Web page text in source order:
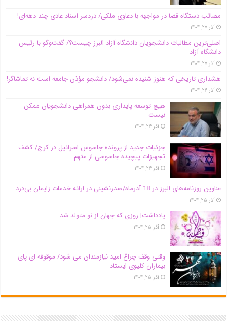
مصائب دستگاه قضا در مواجهه با دعاوی ملکی/ دردسر اسناد عادی چند‌ دهه‌ای!
آذر ۲۷, ۱۴۰۴
اصلی‌ترین مطالبات دانشجویان دانشگاه آزاد البرز چیست؟/ گفت‌وگو با رئیس
دانشگاه آز‌اد
آذر ۲۷, ۱۴۰۴
هشداری تاریخی که هنوز شنیده نمی‌شود/ دانشجو مؤذن جامعه است نه تماشاگر!
آذر ۲۶, ۱۴۰۴
هیچ توسعه پایداری بدون همراهی دانشجویان ممکن
نیست
آذر ۲۶, ۱۴۰۴
جزئیات جدید از پرونده جاسوس اسرائیل در کرج/‌ کشف
تجهیزات پیچیده جاسوسی از متهم
آذر ۲۶, ۱۴۰۴
عناوین روزنامه‌های البرز در ‌18 آذرماه/صدرنشینی در ارائه خدمات زایمان بی‌درد
آذر ۲۵, ۱۴۰۴
یادداشت| روزی که جهان از نو متولد شد
آذر ۲۵, ۱۴۰۴
وقتی وقف چراغ امید نیازمندان می شود/ موقوفه ای پای
بیماران کلیوی ایستاد
آذر ۲۵, ۱۴۰۴